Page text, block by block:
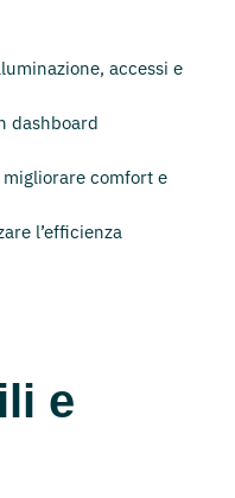
accessi e
dashboard
comfort e
l’efficienza
e